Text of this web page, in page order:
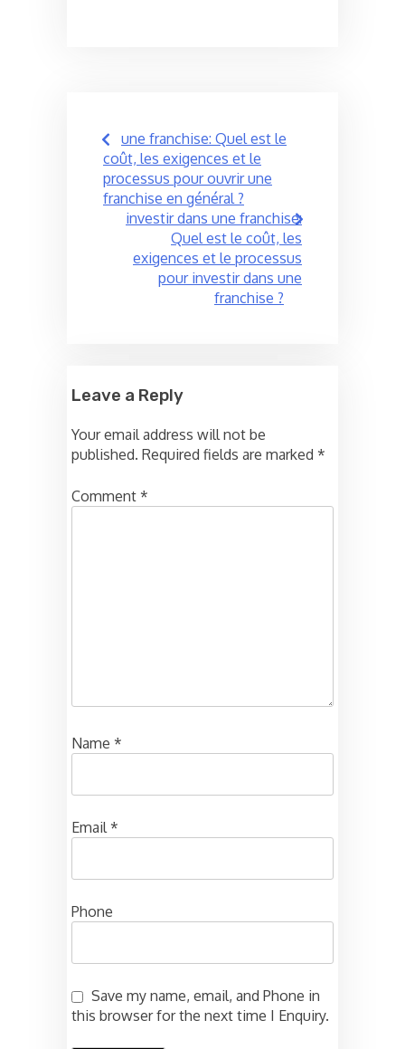
Post
navigation
une franchise: Quel est le
coût, les exigences et le
processus pour ouvrir une
franchise en général ?
investir dans une franchise:
Quel est le coût, les
exigences et le processus
pour investir dans une
franchise ?
Leave a Reply
Your email address will not be
published. Required fields are marked *
Comment *
Name *
Email*
Phone
Save my name, email, and Phone in
this browser for the next time I Enquiry.